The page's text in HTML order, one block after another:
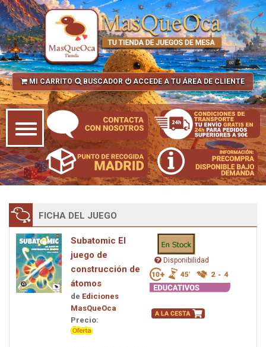
MI CARRITO BUSCADOR ACCEDE A TU ÁREA DE CLIENTE
FICHA DEL JUEGO
Subatomic El
juego de
construcción de
átomos
de Ediciones
MasQueOca
Precio:
Disponibilidad